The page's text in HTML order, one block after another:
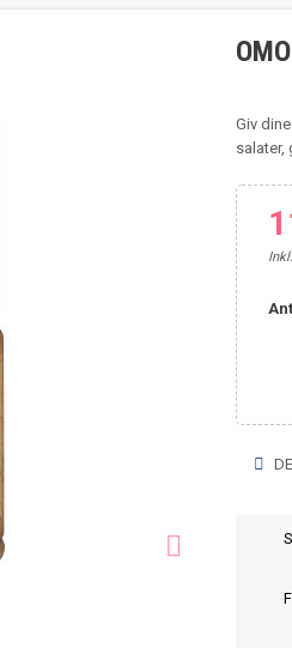

Giv
salater,